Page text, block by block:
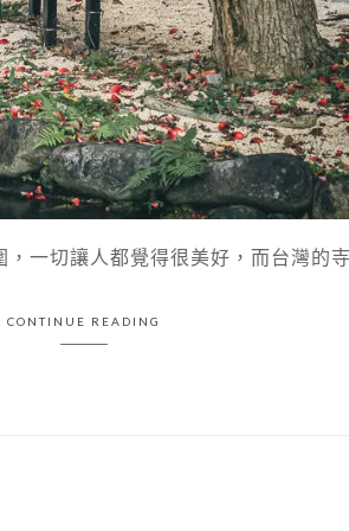
一切讓人都覺得很美好，而台灣的
CONTINUE READING